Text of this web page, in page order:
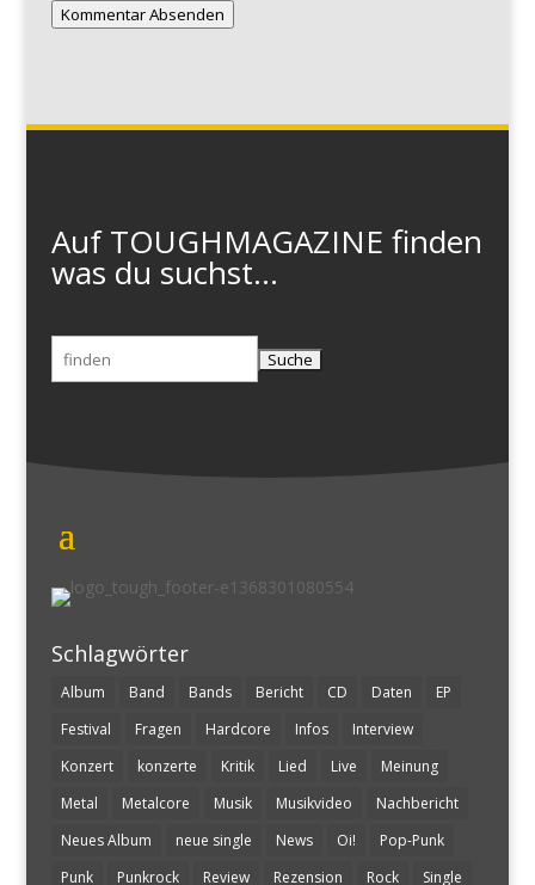
Kommentar Absenden
Auf TOUGHMAGAZINE finden
was du suchst...
Suchen
nach:
Schlagwörter
Album Band Bands Bericht CD Daten
EP
Festival
Fragen Hardcore Infos
Interview
Konzert
konzerte Kritik Lied Live
Meinung
Metal
Metalcore Musik Musikvideo
Nachbericht
Neues Album
neue single News Oi!
Pop-Punk
Punk
Punkrock Review Rezension Rock Single